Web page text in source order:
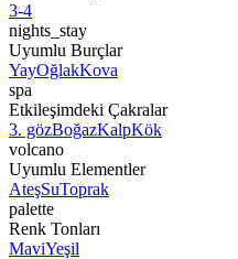
3-4
nights_stay
Uyumlu Burçlar
YayOğlakKova
spa
Etkileşimdeki Çakralar
3. gözBoğazKalpKök
volcano
Uyumlu Elementler
AteşSuToprak
palette
Renk Tonları
MaviYeşil